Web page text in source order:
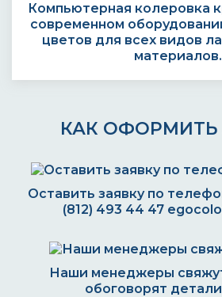
Компьютерная колеровка
современном
цветов для всех видов
материалов.
КАК ОФОРМИТЬ
Оставить заявку по
(812) 493 44 47
Наши менеджеры
обоговорят детали